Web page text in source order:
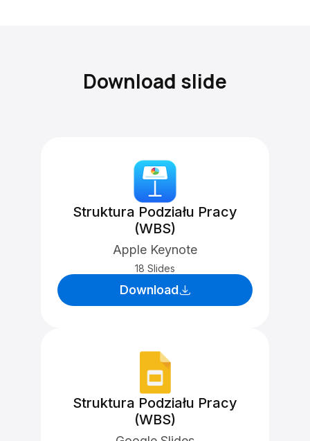
Download slide
Struktura Podziału Pracy
(WBS)
Apple Keynote
18 Slides
Download
Struktura Podziału Pracy
(WBS)